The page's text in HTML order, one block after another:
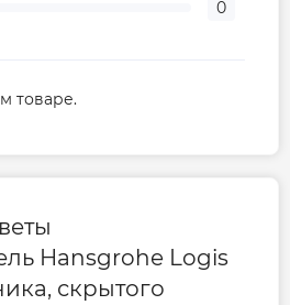
0
товаре.
Hansgrohe Logis
скрытого